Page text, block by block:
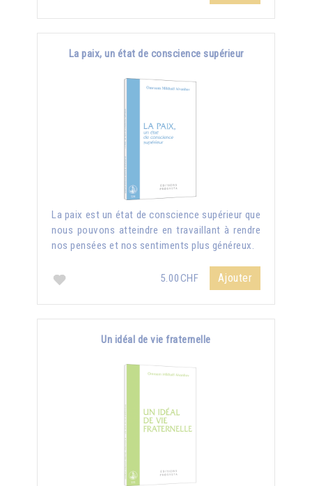
La paix, un état de conscience supérieur
La paix est un état de conscience supérieur que
nous pouvons atteindre en travaillant à rendre
nos pensées et nos sentiments plus généreux.
5.00CHF Ajouter
Un idéal de vie fraternelle